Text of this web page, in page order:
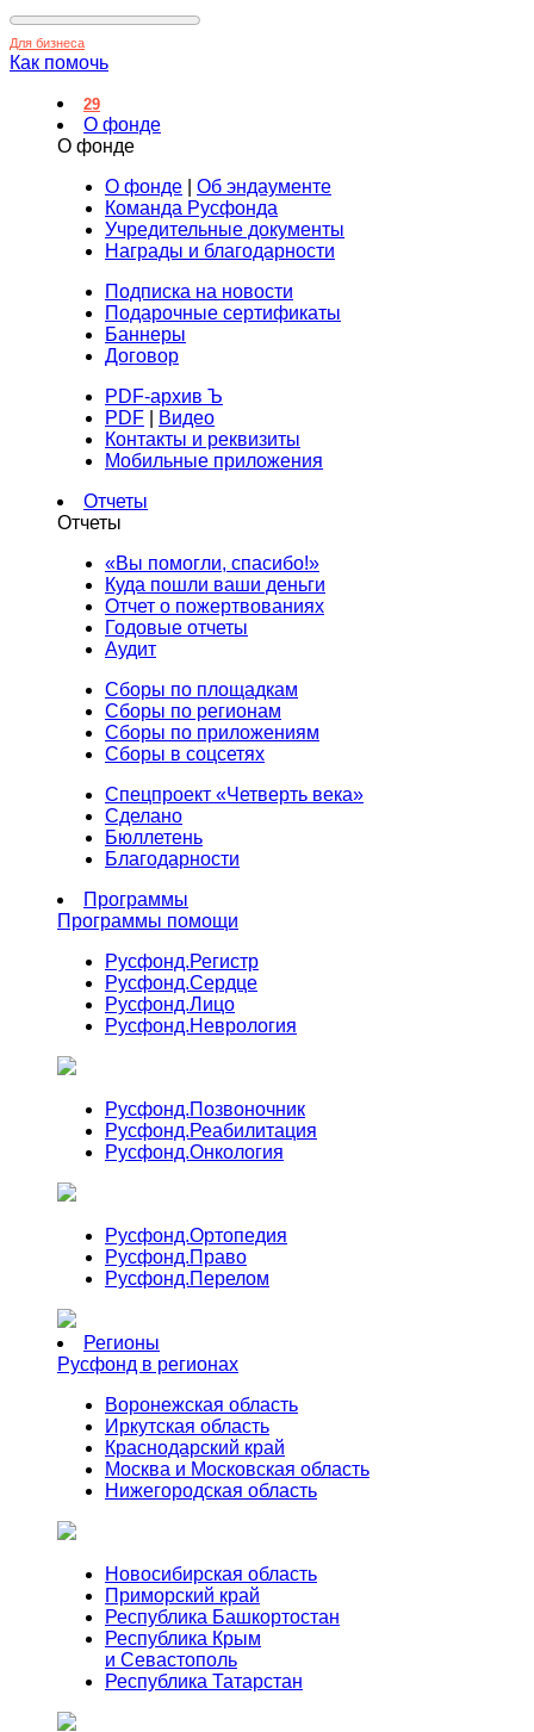
Для бизнеса
Как помочь
29
О фонде
О фонде
О фонде
Об эндаументе
Команда Русфонда
Учредительные документы
Награды и благодарности
Подписка на новости
Подарочные сертификаты
Баннеры
Договор
PDF-архив Ъ
PDF
Видео
Контакты и реквизиты
Мобильные приложения
Отчеты
Отчеты
«Вы помогли, спасибо!»
Куда пошли ваши деньги
Отчет о пожертвованиях
Годовые отчеты
Аудит
Сборы по площадкам
Сборы по регионам
Сборы по приложениям
Сборы в соцсетях
Спецпроект «Четверть века»
Сделано
Бюллетень
Благодарности
Программы
Программы помощи
Русфонд.Регистр
Русфонд.Сердце
Русфонд.Лицо
Русфонд.Неврология
Русфонд.Позвоночник
Русфонд.Реабилитация
Русфонд.Онкология
Русфонд.Ортопедия
Русфонд.Право
Русфонд.Перелом
Регионы
Русфонд в регионах
Воронежская область
Иркутская область
Краснодарский край
Москва и Московская область
Нижегородская область
Новосибирская область
Приморский край
Республика Башкортостан
Республика Крым
и Севастополь
Республика Татарстан